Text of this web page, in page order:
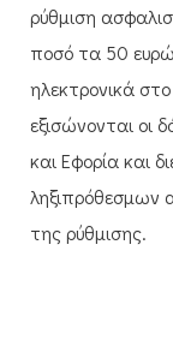
ρύθμιση
ποσό τα 50
ηλεκτρονικά
εξισώνονται οι
και Εφορία και
ληξιπρόθεσμων
της ρύθμισης.